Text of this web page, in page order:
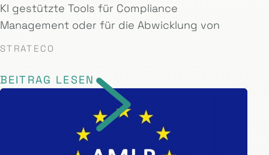
KI gestützte Tools für Compliance
Management oder für die Abwicklung von
STRATECO
BEITRAG LESEN